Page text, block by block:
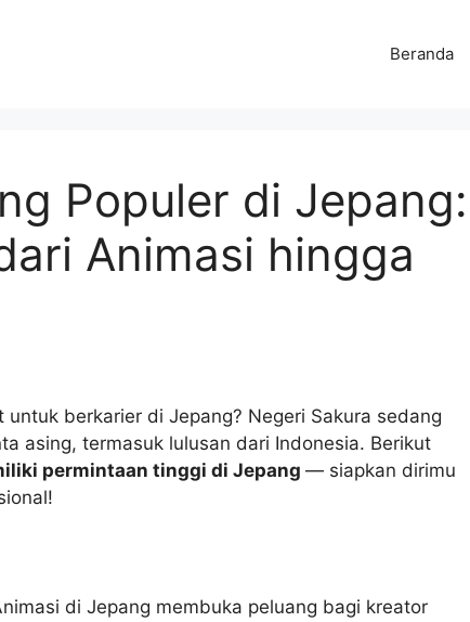
Beranda
Populer di Jepang:
Animasi hingga
berkarier di Jepang? Negeri Sakura sedang
asing, termasuk lulusan dari Indonesia. Berikut
permintaan tinggi di Jepang — siapkan dirimu
di Jepang membuka peluang bagi kreator